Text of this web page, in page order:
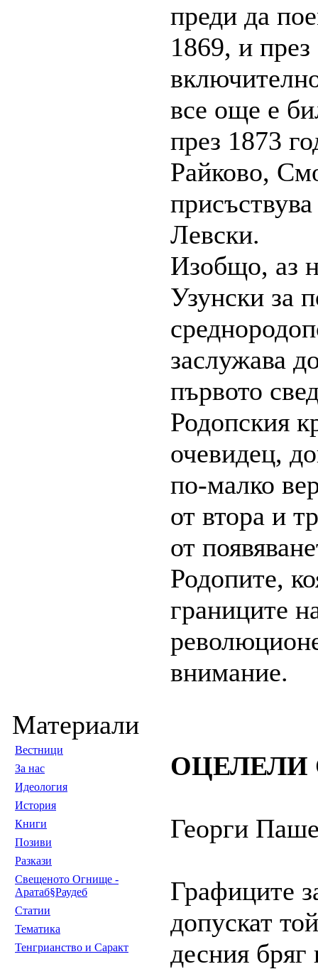
Материали
Вестници
За нас
Идеология
История
Книги
Позиви
Разкази
Свещеното Огнище -
Аратаб§Раудеб
Статии
Тематика
Тенгрианство и Саракт
преди да
1869, и
все още е
през 1873
Райково,
Левски.
Изобщо, аз
Узунски за
заслужава
първото
Родопския
очевидец,
по-малко
от втора и
от
Родопите,
границите
внимание.
Георги
Графиците
допускат
десния